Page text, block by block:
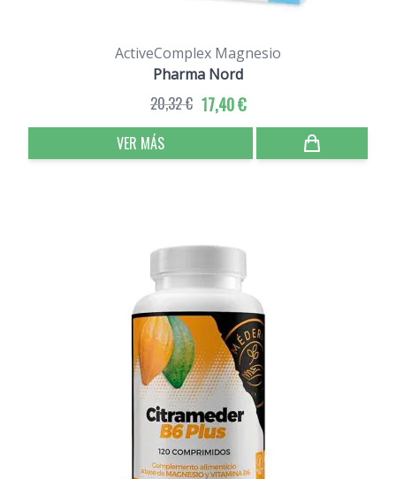
ActiveComplex Magnesio
Pharma Nord
17,40 €
20,32 €
VER MÁS